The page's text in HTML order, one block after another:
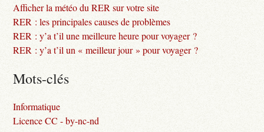
Afficher la météo du RER sur votre site
RER : les principales causes de problèmes
RER : y’a t’il une meilleure heure pour voyager ?
RER : y’a t’il un « meilleur jour » pour voyager ?
Mots-clés
Informatique
Licence CC - by-nc-nd